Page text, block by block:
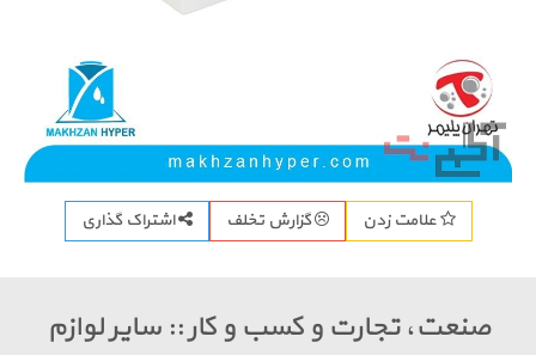
گزارش تخلف اشتراک گذاری
تجارت و کسب و کار :: سایر لوازم